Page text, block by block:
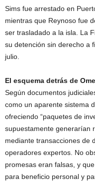
Sims fue arrestado en
mientras que Reynoso fue
ser trasladado a la isla. La
su detención sin derecho a
julio.
El esquema detrás de
Según documentos
como un aparente sistema
ofreciendo “paquetes de
supuestamente generarían
mediante transacciones de
operadores expertos. No
promesas eran falsas, y
para beneficio personal y